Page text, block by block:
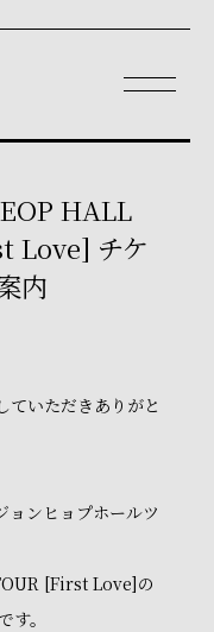
HALL
Love] チケ
内
ていただきありがと
ョンヒョプホールツ
[First Love]の
。